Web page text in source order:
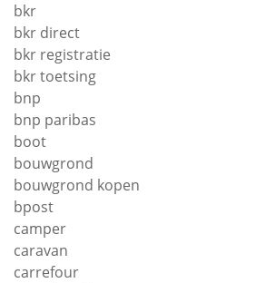
bkr
bkr direct
bkr registratie
bkr toetsing
bnp
bnp paribas
boot
bouwgrond
bouwgrond kopen
bpost
camper
caravan
carrefour